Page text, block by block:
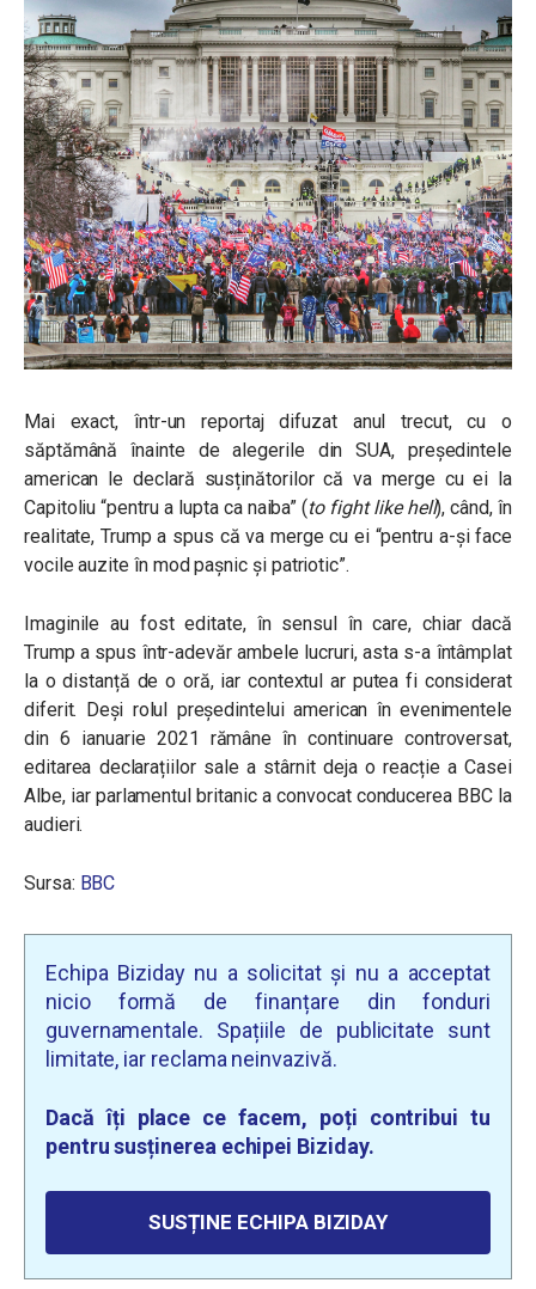
Mai exact, într-un reportaj difuzat anul trecut, cu o
săptămână înainte de alegerile din SUA, președintele
american le declară susținătorilor că va merge cu ei la
Capitoliu “pentru a lupta ca naiba” (to fight like hell), când, în
realitate, Trump a spus că va merge cu ei “pentru a-și face
vocile auzite în mod pașnic și patriotic”.
Imaginile au fost editate, în sensul în care, chiar dacă
Trump a spus într-adevăr ambele lucruri, asta s-a întâmplat
la o distanță de o oră, iar contextul ar putea fi considerat
diferit. Deși rolul președintelui american în evenimentele
din 6 ianuarie 2021 rămâne în continuare controversat,
editarea declarațiilor sale a stârnit deja o reacție a Casei
Albe, iar parlamentul britanic a convocat conducerea BBC la
audieri.
Sursa: BBC
Echipa Biziday nu a solicitat și nu a acceptat
nicio formă de finanțare din fonduri
guvernamentale. Spațiile de publicitate sunt
limitate, iar reclama neinvazivă.
Dacă îți place ce facem, poți contribui tu
pentru susținerea echipei Biziday.
SUSȚINE ECHIPA BIZIDAY